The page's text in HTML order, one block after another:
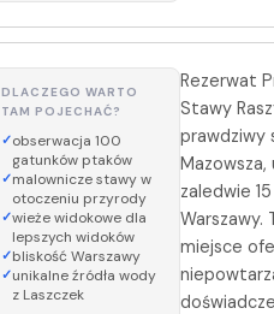
DLACZEGO WARTO
TAM POJECHAĆ?
obserwacja 100
gatunków ptaków
malownicze stawy w
otoczeniu przyrody
wieże widokowe dla
lepszych widoków
bliskość Warszawy
unikalne źródła wody
z Laszczek
Rezerwat
Stawy
prawdziwy
zaledwie
Warszawy.
miejsce